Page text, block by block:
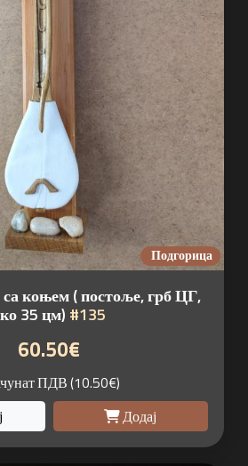
Подгорица
са коњем ( постоље, грб ЦГ,
35 цм) #135
60.50€
ПДВ (10.50€)
Додај